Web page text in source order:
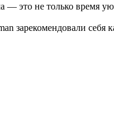
— это не только время
зарекомендовали